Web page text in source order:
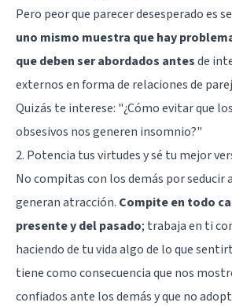
Pero peor que parecer desesperado es
uno mismo muestra que hay
que deben ser abordados antesde
externos en forma de relaciones de
Quizás te interese: "¿Cómo evitar que
obsesivos nos generen insomnio?"
2. Potencia tus virtudes y sé tu mejor
No compitas con los demás por seducir
generan atracción. Compite en todo
presente y del pasado; trabaja en ti
haciendo de tu vida algo de lo que
tiene como consecuencia que nos
confiados ante los demás y que no